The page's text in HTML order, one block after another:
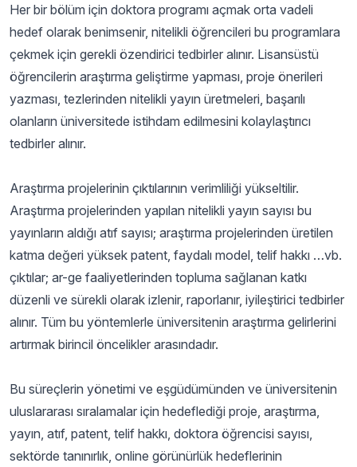
Her bir bölüm için doktora programı açmak orta vadeli
hedef olarak benimsenir, nitelikli öğrencileri bu programlara
çekmek için gerekli özendirici tedbirler alınır. Lisansüstü
öğrencilerin araştırma geliştirme yapması, proje önerileri
yazması, tezlerinden nitelikli yayın üretmeleri, başarılı
olanların üniversitede istihdam edilmesini kolaylaştırıcı
tedbirler alınır.
Araştırma projelerinin çıktılarının verimliliği yükseltilir.
Araştırma projelerinden yapılan nitelikli yayın sayısı bu
yayınların aldığı atıf sayısı; araştırma projelerinden üretilen
katma değeri yüksek patent, faydalı model, telif hakkı …vb.
çıktılar; ar-ge faaliyetlerinden topluma sağlanan katkı
düzenli ve sürekli olarak izlenir, raporlanır, iyileştirici tedbirler
alınır. Tüm bu yöntemlerle üniversitenin araştırma gelirlerini
artırmak birincil öncelikler arasındadır.
Bu süreçlerin yönetimi ve eşgüdümünden ve üniversitenin
uluslararası sıralamalar için hedeflediği proje, araştırma,
yayın, atıf, patent, telif hakkı, doktora öğrencisi sayısı,
sektörde tanınırlık, online görünürlük hedeflerinin